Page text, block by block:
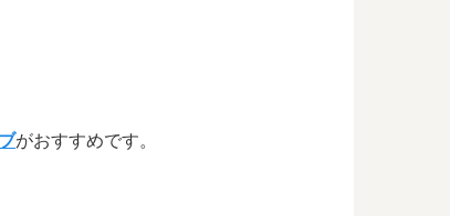
がおすすめです。